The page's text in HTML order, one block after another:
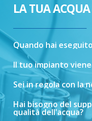
LA TUA
Quando hai eseguito
Il tuoimpianto viene
Seiinregola con la
Hai bisognodel
qualitàdell'acqua?